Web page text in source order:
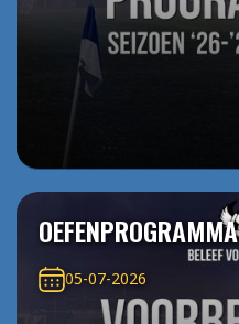
OEFENPROGRAMMA
05-07-2026